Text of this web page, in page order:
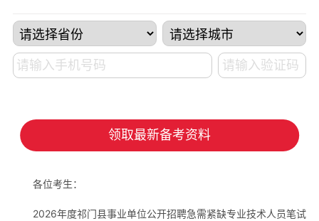
领取最新备考资料
各位考生：
2026年度祁门县事业单位公开招聘急需紧缺专业技术人员笔试